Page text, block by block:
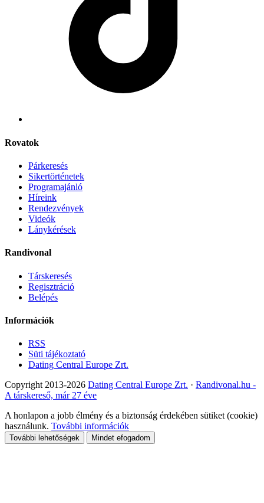
Rovatok
Párkeresés
Sikertörténetek
Programajánló
Híreink
Rendezvények
Videók
Lánykérések
Randivonal
Társkeresés
Regisztráció
Belépés
Információk
RSS
Süti tájékoztató
Dating Central Europe Zrt.
Copyright 2013-2026 Dating Central Europe Zrt. · Randivonal.hu -
A társkereső, már 27 éve
A honlapon a jobb élmény és a biztonság érdekében sütiket (cookie)
használunk. További információk
További lehetőségek Mindet efogadom